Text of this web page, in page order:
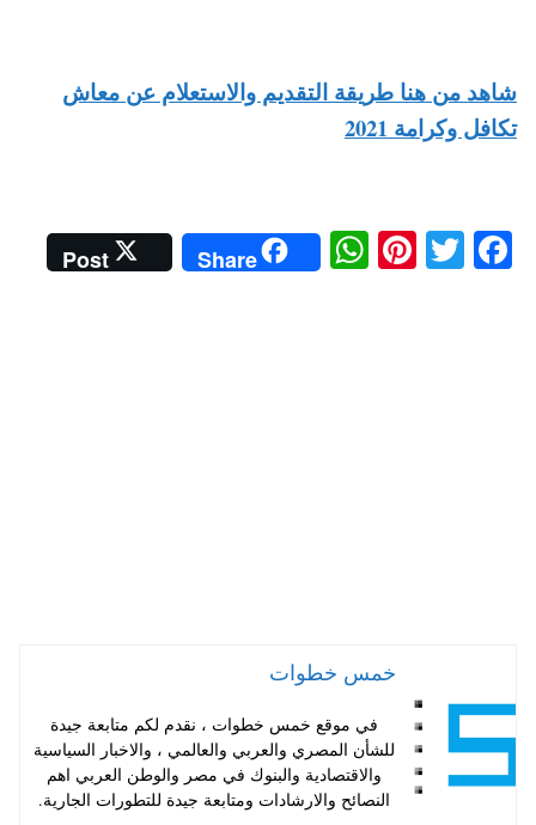
شاهد من هنا طريقة التقديم والاستعلام عن معاش
تكافل وكرامة 2021
Fa
T
Pi
W
ha
Share
Post
خمس خطوات
في موقع خمس خطوات ، نقدم لكم متابعة جيدة
للشأن المصري والعربي والعالمي ، والاخبار السياسية
والاقتصادية والبنوك في مصر والوطن العربي اهم
النصائح والارشادات ومتابعة جيدة للتطورات الجارية.